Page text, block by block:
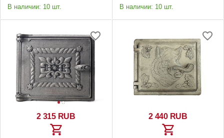
В наличии: 10 шт.
В наличии: 10 шт.
2 315 RUB 2 440 RUB